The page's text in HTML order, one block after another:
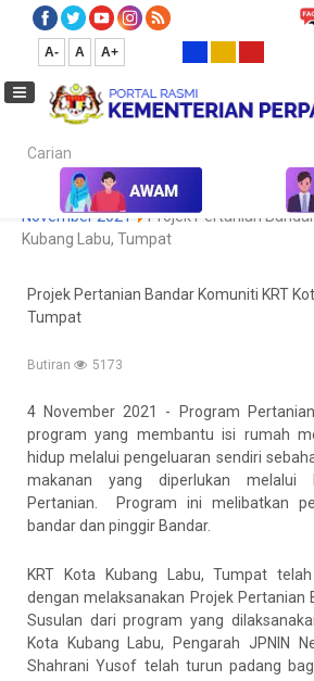
A- A A+
Carian...
Laman Utama Media Koleksi Media
November 2021
Projek Pertanian
Kubang Labu, Tumpat
Projek Pertanian Bandar Komuniti KRT
Tumpat
Butiran 5173
4 November 2021 - Program
program yang membantu isi rumah
hidup melalui pengeluaran sendiri
makanan yang diperlukan melalui
Pertanian. Program ini melibatkan
bandar dan pinggir Bandar.
KRT Kota Kubang Labu, Tumpat
dengan melaksanakan Projek Pertanian
Susulan dari program yang
Kota Kubang Labu, Pengarah JPNIN
Shahrani Yusof telah turun padang